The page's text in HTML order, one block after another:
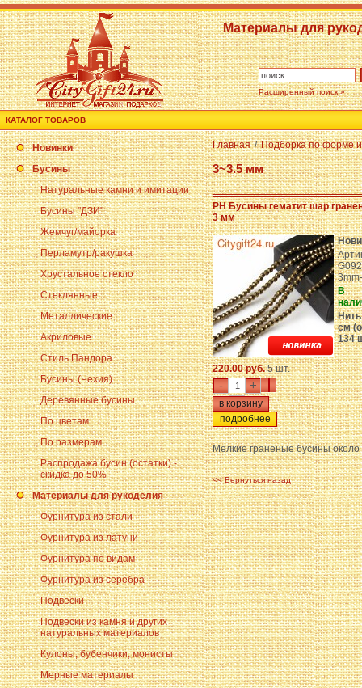
Материалы для
Расширенный поиск »
КАТАЛОГ ТОВАРОВ
Новинки
Бусины
Натуральные камни и имитации
Бусины "ДЗИ"
Жемчуг/майорка
Перламутр/ракушка
Хрустальное стекло
Стеклянные
Металлические
Акриловые
Стиль Пандора
Бусины (Чехия)
Деревянные бусины
По цветам
По размерам
Распродажа бусин (остатки) -
скидка до 50%
Материалы для рукоделия
Фурнитура из стали
Фурнитура из латуни
Фурнитура по видам
Фурнитура из серебра
Подвески
Подвески из камня и других
натуральных материалов
Кулоны, бубенчики, монисты
Мерные материалы
Главная / Подборка по форме
3~3.5 мм
PH Бусины гематит шар
3 мм
В
см
134
220.00 руб.5 шт.
- +
подробнее
Мелкие граненые бусины
<< Вернуться назад